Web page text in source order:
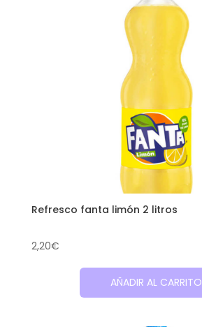
Refresco fanta limón 2 litros
2,20€
AÑADIR AL CARRITO